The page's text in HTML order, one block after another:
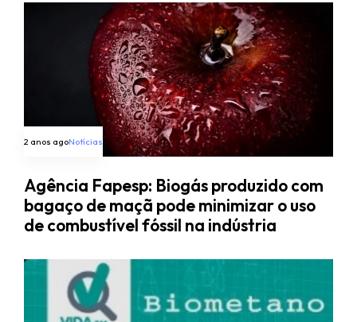
2 anos agoNotícias
Agência Fapesp: Biogás produzido com
bagaço de maçã pode minimizar o uso
de combustível fóssil na indústria